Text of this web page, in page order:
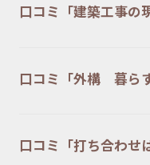
口コミ「建築工事の
口コミ「外構 暮ら
口コミ「打ち合わせ